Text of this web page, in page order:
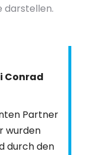
darstellen.
Conrad
Partner
wurden
durch den